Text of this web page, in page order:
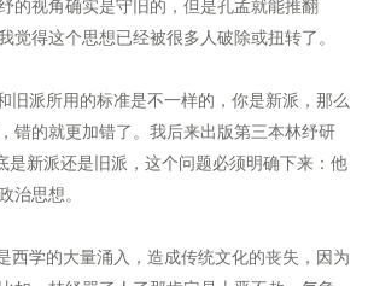
的视角确实是守旧的，但是孔孟就能推翻
得这个思想已经被很多人破除或扭转了。
派所用的标准是不一样的，你是新派，那么
错的就更加错了。我后来出版第三本林纾研
是新派还是旧派，这个问题必须明确下来：他
治思想。
学的大量涌入，造成传统文化的丧失，因为